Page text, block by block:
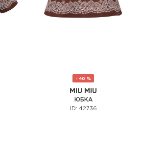
- 40 %
MIU MIU
ЮБКА
ID: 42736